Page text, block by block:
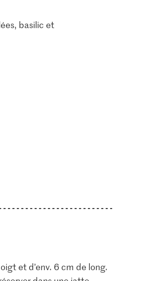
basilic et
et d’env. 6 cm de long.